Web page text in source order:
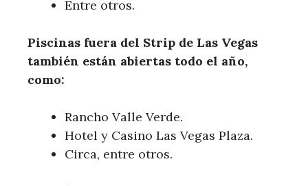
Entre otros.
Piscinas fuera del Strip ⁣de Las Vegas
también están abiertas todo el año,
como:
Rancho ‍Valle Verde.
Hotel y Casino Las Vegas Plaza.
Circa, entre otros.